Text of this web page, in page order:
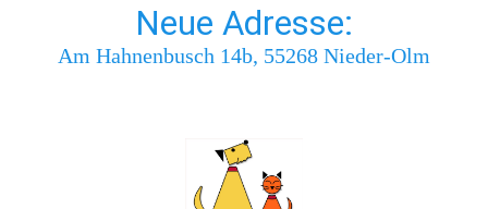
Neue Adresse:
Am Hahnenbusch 14b, 55268 Nieder-Olm